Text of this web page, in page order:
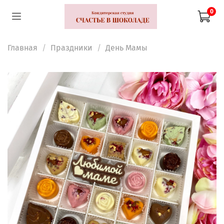
0
Главная Праздники День Мамы